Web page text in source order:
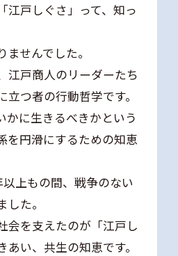
江戸しぐさ」って、知っ
せんでした。
江戸商人のリーダーたち
つ者の行動哲学です。
かに生きるべきかという
を円滑にするための知恵
上もの間、戦争のない
た。
会を支えたのが「江戸し
あい、共生の知恵です。